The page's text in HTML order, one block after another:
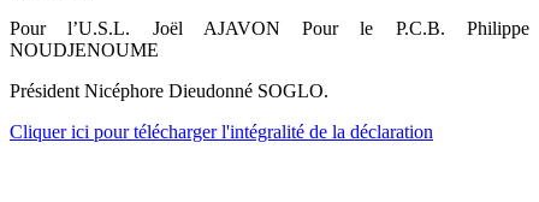
Pour l’U.S.L. Joël AJAVON Pour le P.C.B. Philippe
NOUDJENOUME
Président Nicéphore Dieudonné SOGLO.
Cliquer ici pour télécharger l'intégralité de la déclaration